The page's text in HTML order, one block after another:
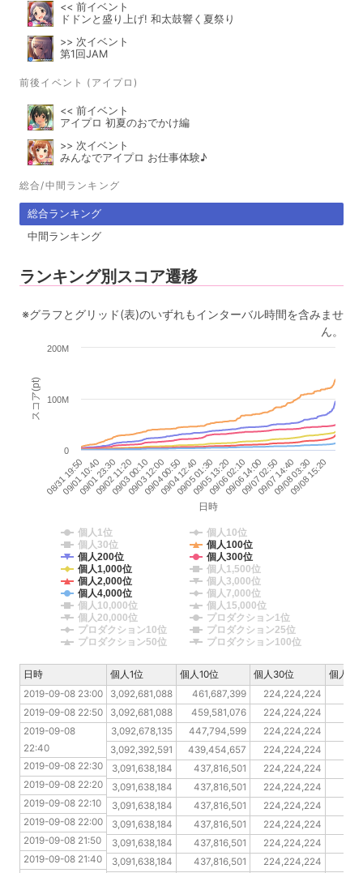
<< 前イベント
ドドンと盛り上げ! 和太鼓響く夏祭り
>> 次イベント
第1回JAM
前後イベント (アイプロ)
<< 前イベント
アイプロ 初夏のおでかけ編
>> 次イベント
みんなでアイプロ お仕事体験♪
総合/中間ランキング
総合ランキング
中間ランキング
ランキング別スコア遷移
※グラフとグリッド(表)のいずれもインターバル時間を含みませ
ん。
日時
スコア(pt)
08/31 19:50
09/01 10:40
09/01 23:30
09/02 11:20
09/03 00:10
09/03 12:00
09/04 00:50
09/04 12:40
09/05 01:30
09/05 13:20
09/06 02:10
09/06 14:00
09/07 02:50
09/07 14:40
09/08 03:30
09/08 15:20
0
100M
200M
個人1位
個人10位
個人30位
個人100位
個人200位
個人300位
個人1,000位
個人1,500位
個人2,000位
個人3,000位
個人4,000位
個人7,000位
個人10,000位
個人15,000位
個人20,000位
プロダクション1位
プロダクション10位
プロダクション25位
プロダクション50位
プロダクション100位
2019-09-08 23:00 3,092,681,088 461,687,399 224,224,224
2019-09-08 22:50
3,092,681,088 459,581,076 224,224,224
2019-09-08 22:40
3,092,678,135 447,794,599 224,224,224
2019-09-08 22:30
3,092,392,591 439,454,657 224,224,224
2019-09-08 22:20
3,091,638,184 437,816,501 224,224,224
2019-09-08 22:10
3,091,638,184 437,816,501 224,224,224
2019-09-08 22:00
3,091,638,184 437,816,501 224,224,224
2019-09-08 21:50
3,091,638,184 437,816,501 224,224,224
2019-09-08 21:40
3,091,638,184 437,816,501 224,224,224
2019-09-08 21:30
3,091,638,184 437,816,501 224,224,224
日時 個人1位 個人10位 個人30位
個人
2019-09-08 23:00
2019-09-08 22:50
2019-09-08
22:40
2019-09-08 22:30
2019-09-08 22:20
2019-09-08 22:10
2019-09-08 22:00
2019-09-08 21:50
2019-09-08 21:40
日時